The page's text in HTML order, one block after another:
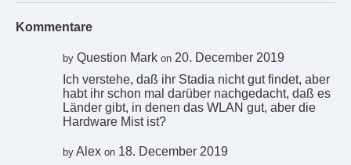
Kommentare
by Question Mark on 20. December 2019
Ich verstehe, daß ihr Stadia nicht gut findet, aber
habt ihr schon mal darüber nachgedacht, daß es
Länder gibt, in denen das WLAN gut, aber die
Hardware Mist ist?
by Alex on 18. December 2019